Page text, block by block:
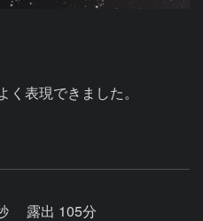
表現できました。
露出 105分